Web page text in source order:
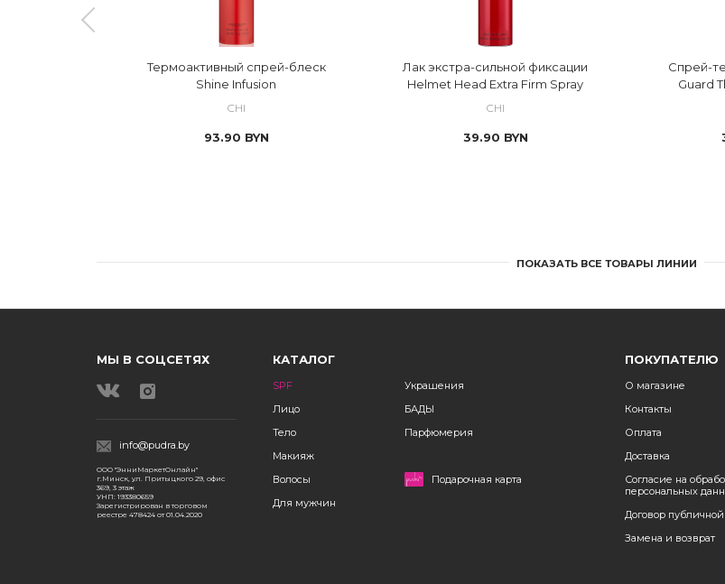
Термоактивный спрей-блеск
Shine Infusion
CHI
93.90 BYN
Лак экстра-сильной фиксации
Helmet Head Extra Firm Spray
CHI
39.90 BYN
Спрей-
Guard
ПОКАЗАТЬ ВСЕ ТОВАРЫ ЛИНИИ
МЫ В СОЦСЕТЯХ
info@pudra.by
ООО "ЭнниМаркетОнлайн"
г.Минск, ул. Притыцкого 29, офис
369, 3 этаж
УНП: 193380659
Зарегистрирован в торговом
реестре 478424 от 01.04.2020
КАТАЛОГ
SPF
Лицо
Тело
Макияж
Волосы
Для мужчин
Украшения
БАДЫ
Парфюмерия
Подарочная карта
ПОКУПАТЕЛЮ
О магазине
Контакты
Оплата
Доставка
Согласие на
персональных
Договор
Замена и возврат